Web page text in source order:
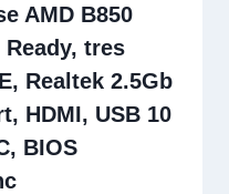
AMD B850
Ready, tres
Realtek 2.5Gb
HDMI, USB 10
BIOS